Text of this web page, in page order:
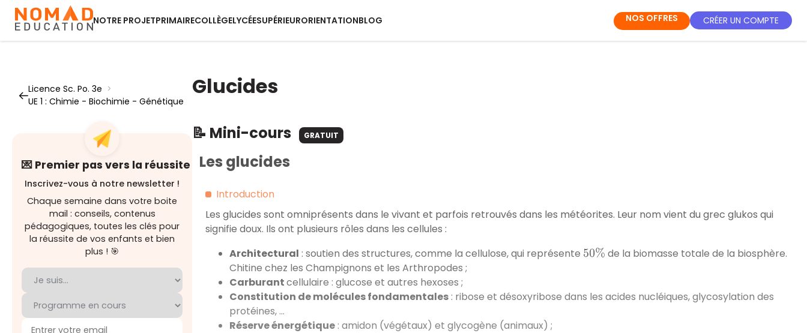
NOTRE PROJETPRIMAIRECOLLÈGELYCÉESUPÉRIEURORIENTATIONBLOG NOS OFFRES CRÉER UN COMPTE
Licence Sc. Po. 3e >
UE 1 : Chimie - Biochimie - Génétique
💌 Premier pas vers la réussite
Inscrivez-vous à notre newsletter !
Chaque semaine dans votre boite
mail : conseils, contenus
pédagogiques, toutes les clés pour
la réussite de vos enfants et bien
plus ! 🎯
Glucides
📝 Mini-cours GRATUIT
Les glucides
Introduction
Les glucides sont omniprésents dans le vivant et parfois retrouvés dans les météorites. Leur nom vient du grec glukos qui
signifie doux. Ils ont plusieurs rôles dans les cellules :
Architectural : soutien des structures, comme la cellulose, qui représente 50% de la biomasse totale de la biosphère.
Chitine chez les Champignons et les Arthropodes ;
Carburantcellulaire : glucose et autres hexoses ;
Constitution de molécules fondamentales: ribose et désoxyribose dans les acides nucléiques, glycosylation des
protéines, …
Réserve énergétique: amidon (végétaux) et glycogène (animaux) ;